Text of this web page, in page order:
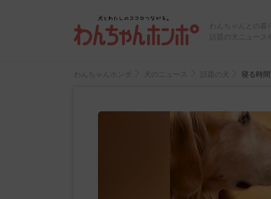
わんちゃんとの
話題の犬ニュー
わんちゃんホンポ 犬のニュース 話題の犬 寝る時